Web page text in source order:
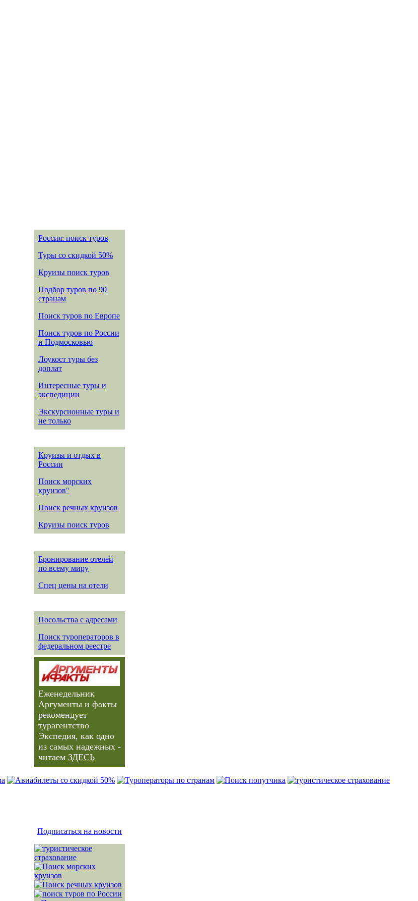
Россия: поиск туров
Туры со скидкой 50%
Круизы поиск туров
Подбор туров по 90
странам
Поиск туров по Европе
Поиск туров по России
и Подмосковью
Лоукост туры без
доплат
Интересные туры и
экспедиции
Экскурсионные туры и
не только
Круизы и отдых в
России
Поиск морских
круизов"
Поиск речных круизов
Круизы поиск туров
Бронирование отелей
по всему миру
Спец цены на отели
Посольства с адресами
Поиск туроператоров в
федеральном реестре
Еженедельник
Аргументы и факты
рекомендует
турагентство
Экспедия, как одно
из самых надежных -
читаем ЗДЕСЬ
Подписаться на новости